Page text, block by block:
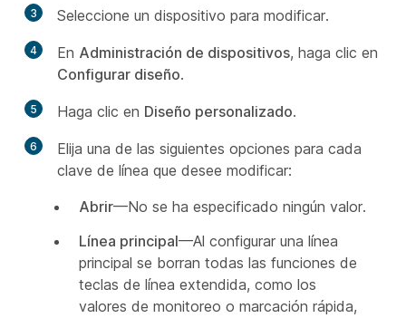
3 Seleccione un dispositivo para modificar.
4 En Administración de dispositivos, haga clic en
Configurar diseño.
5 Haga clic en Diseño personalizado.
6
Elija una de las siguientes opciones para cada
clave de línea que desee modificar:
Abrir—No se ha especificado ningún valor.
Línea principal—Al configurar una línea
principal se borran todas las funciones de
teclas de línea extendida, como los
valores de monitoreo o marcación rápida,